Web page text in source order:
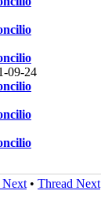
09-24
Next • Thread Next